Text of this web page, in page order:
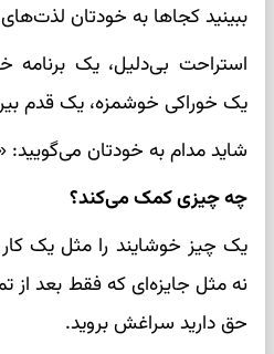
ببینید کجاها به خودتان
استراحت بی‌دلیل، یک
یک خوراکی خوشمزه، یک قدم
شاید مدام به خودتان
چه چیزی کمک می‌کند؟
یک چیز خوشایند را مثل یک کار
نه مثل جایزه‌ای که فقط بعد
حق دارید سراغش بروید.